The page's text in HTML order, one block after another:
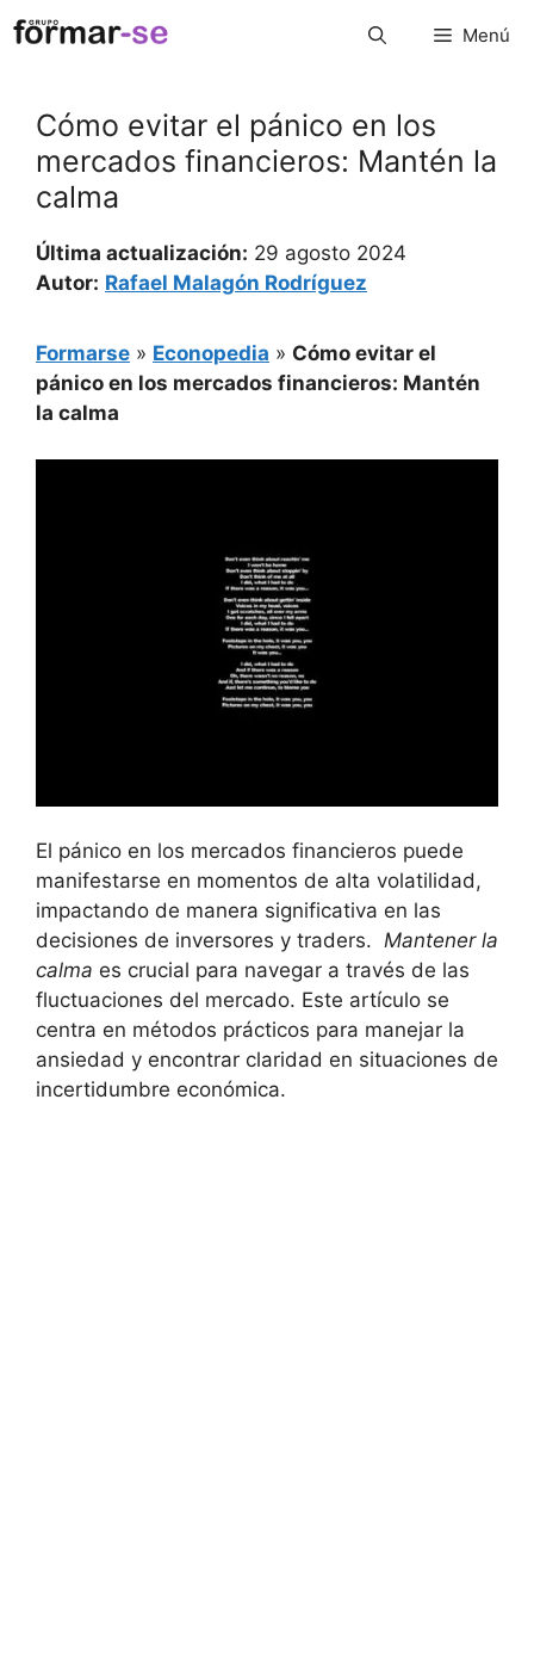
Saltar
al
Menú
Cómo evitar el pánico en los
mercados financieros: Mantén la
calma
Última actualización: 29 agosto 2024
Autor: Rafael Malagón Rodríguez
Formarse » Econopedia » Cómo evitar el
pánico en los mercados financieros: Mantén
la calma
El pánico en los mercados financieros puede
manifestarse en momentos de alta volatilidad,
impactando de manera significativa en las
decisiones de inversores y ⁤traders. ⁣ Mantener la
calma es crucial para navegar a través de las
fluctuaciones del mercado. Este artículo se⁣
centra en métodos prácticos para manejar la
ansiedad y⁣ encontrar claridad en situaciones de
incertidumbre económica.